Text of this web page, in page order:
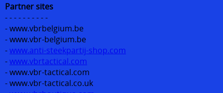
Partner sites
- - - - - - - - - -
- www.vbrbelgium.be
- www.vbr-belgium.be
-www.anti-steekpartij-shop.com
-www.vbrtactical.com
- www.vbr-tactical.com
- www.vbr-tactical.co.uk